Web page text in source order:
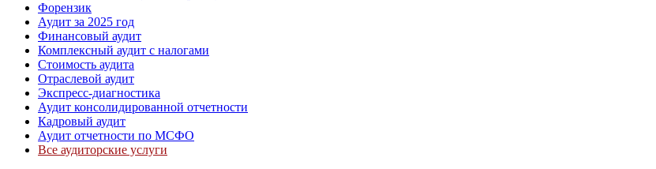
Форензик
Аудит за 2025 год
Финансовый аудит
Комплексный аудит с налогами
Стоимость аудита
Отраслевой аудит
Экспресс-диагностика
Аудит консолидированной отчетности
Кадровый аудит
Аудит отчетности по МСФО
Все аудиторские услуги